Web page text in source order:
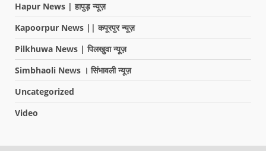
Hapur News | हापुड़ न्यूज़
Kapoorpur News || कपूरपुर न्यूज़
Pilkhuwa News | पिलखुवा न्यूज़
Simbhaoli News । सिंभावली न्यूज़
Uncategorized
Video